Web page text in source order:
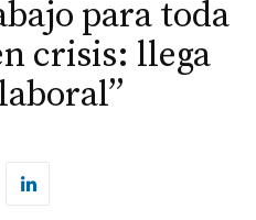
para toda
crisis: llega